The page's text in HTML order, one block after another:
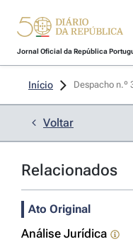
Jornal Oficial da República
Início Despacho n.º
Voltar
Relacionados
Ato Original
Análise Jurídica